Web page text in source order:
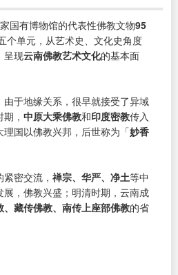
国有博物馆的代表性佛教文物95
个单元，从艺术史、文化史角度
呈现云南佛教艺术文化的基本面
于地缘关系，很早就接受了异域
， 中原大乘佛教和印度密教传入
国以佛教兴邦，后世称为「妙香
密交流， 禅宗、华严、净土等中
，佛教兴盛；明清时期，云南成
、藏传佛教、南传上座部佛教的省